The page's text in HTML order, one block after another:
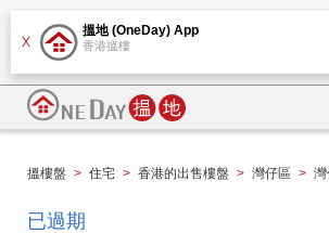
X
搵地 (OneDay) App
香港搵樓
搵樓盤 > 住宅 > 香港的出售樓盤 > 灣仔區 >
已過期